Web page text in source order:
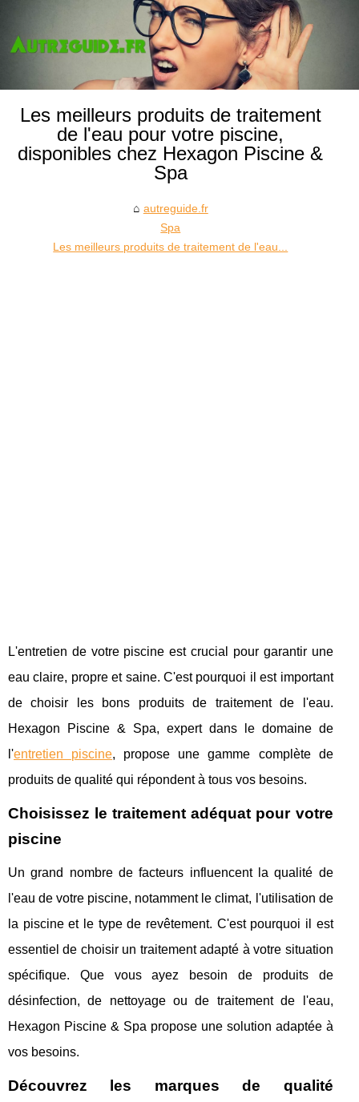
Les meilleurs produits de traitement
de l'eau pour votre piscine,
disponibles chez Hexagon Piscine &
Spa
autreguide.fr
Spa
Les meilleurs produits de traitement de l'eau...
L'entretien de votre piscine est crucial pour garantir une
eau claire, propre et saine. C'est pourquoi il est important
de choisir les bons produits de traitement de l'eau.
Hexagon Piscine & Spa, expert dans le domaine de
l'entretien piscine, propose une gamme complète de
produits de qualité qui répondent à tous vos besoins.
Choisissez le traitement adéquat pour votre
piscine
Un grand nombre de facteurs influencent la qualité de
l'eau de votre piscine, notamment le climat, l'utilisation de
la piscine et le type de revêtement. C'est pourquoi il est
essentiel de choisir un traitement adapté à votre situation
spécifique. Que vous ayez besoin de produits de
désinfection, de nettoyage ou de traitement de l'eau,
Hexagon Piscine & Spa propose une solution adaptée à
vos besoins.
Découvrez les marques de qualité